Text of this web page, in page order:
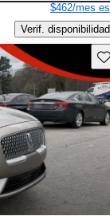
$462/mes
Verif. disponibilidad